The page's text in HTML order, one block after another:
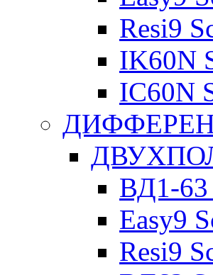
Resi9
IK60N
IC60N
ВД1-
Easy9
Resi9